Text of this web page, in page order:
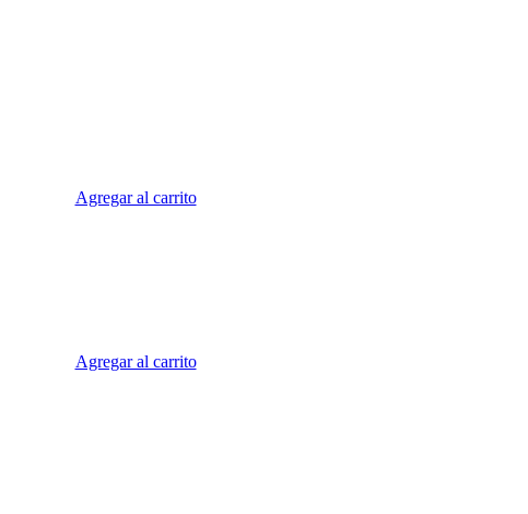
Agregar al carrito
Agregar al carrito